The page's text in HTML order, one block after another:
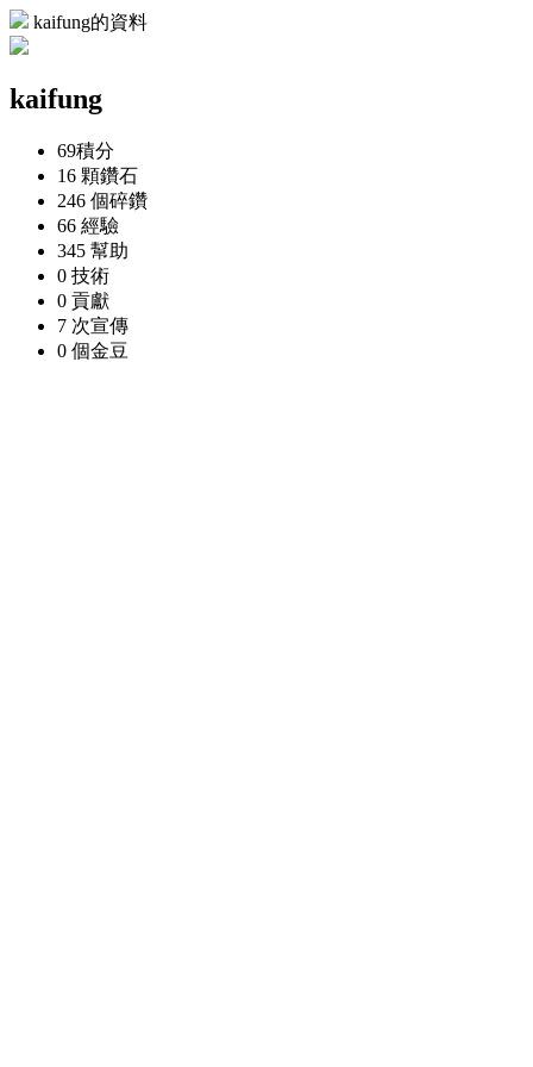
kaifung的資料
kaifung
69積分
16 顆鑽石
246 個碎鑽
66 經驗
345 幫助
0 技術
0 貢獻
7 次宣傳
0 個金豆